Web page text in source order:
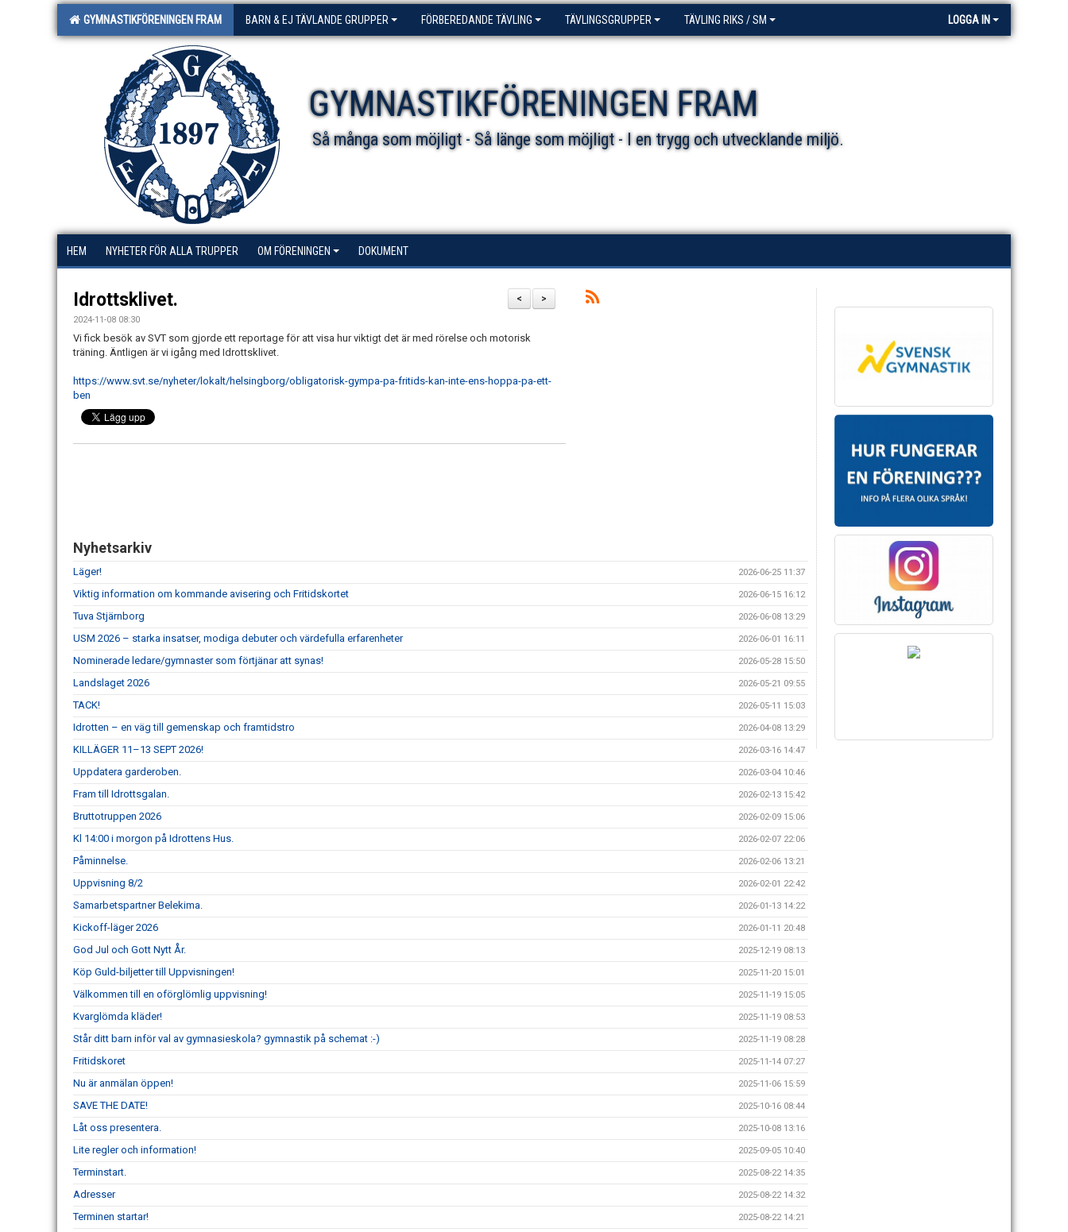
GYMNASTIKFÖRENINGEN FRAM BARN & EJ TÄVLANDE GRUPPER FÖRBEREDANDE TÄVLING TÄVLINGSGRUPPER TÄVLING RIKS / SM LOGGA IN
GYMNASTIKFÖRENINGEN FRAM
Så många som möjligt - Så länge som möjligt - I en trygg och utvecklande miljö.
HEM NYHETER FÖR ALLA TRUPPER OM FÖRENINGEN DOKUMENT
>
<
Idrottsklivet.
2024-11-08 08:30
Vi fick besök av SVT som gjorde ett reportage för att visa hur viktigt det är med rörelse och motorisk
träning. Äntligen är vi igång med Idrottsklivet.
https://www.svt.se/nyheter/lokalt/helsingborg/obligatorisk-gympa-pa-fritids-kan-inte-ens-hoppa-pa-ett-
ben
Nyhetsarkiv
Läger! 2026-06-25 11:37
Viktig information om kommande avisering och Fritidskortet 2026-06-15 16:12
Tuva Stjärnborg 2026-06-08 13:29
USM 2026 – starka insatser, modiga debuter och värdefulla erfarenheter 2026-06-01 16:11
Nominerade ledare/gymnaster som förtjänar att synas! 2026-05-28 15:50
Landslaget 2026 2026-05-21 09:55
TACK! 2026-05-11 15:03
Idrotten – en väg till gemenskap och framtidstro 2026-04-08 13:29
KILLÄGER 11–13 SEPT 2026! 2026-03-16 14:47
Uppdatera garderoben. 2026-03-04 10:46
Fram till Idrottsgalan. 2026-02-13 15:42
Bruttotruppen 2026 2026-02-09 15:06
Kl 14:00 i morgon på Idrottens Hus. 2026-02-07 22:06
Påminnelse. 2026-02-06 13:21
Uppvisning 8/2 2026-02-01 22:42
Samarbetspartner Belekima. 2026-01-13 14:22
Kickoff-läger 2026 2026-01-11 20:48
God Jul och Gott Nytt År. 2025-12-19 08:13
Köp Guld-biljetter till Uppvisningen! 2025-11-20 15:01
Välkommen till en oförglömlig uppvisning! 2025-11-19 15:05
Kvarglömda kläder! 2025-11-19 08:53
Står ditt barn inför val av gymnasieskola? gymnastik på schemat :-) 2025-11-19 08:28
Fritidskoret 2025-11-14 07:27
Nu är anmälan öppen! 2025-11-06 15:59
SAVE THE DATE! 2025-10-16 08:44
Låt oss presentera. 2025-10-08 13:16
Lite regler och information! 2025-09-05 10:40
Terminstart. 2025-08-22 14:35
Adresser 2025-08-22 14:32
Terminen startar! 2025-08-22 14:21